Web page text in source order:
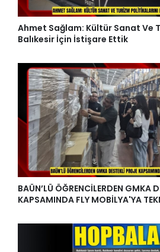
Ahmet Sağlam: Kültür Sanat Ve
Balıkesir İçin İstişare Ettik
BAÜN’LÜ ÖĞRENCİLERDEN GMKA
KAPSAMINDA FLY MOBİLYA'YA